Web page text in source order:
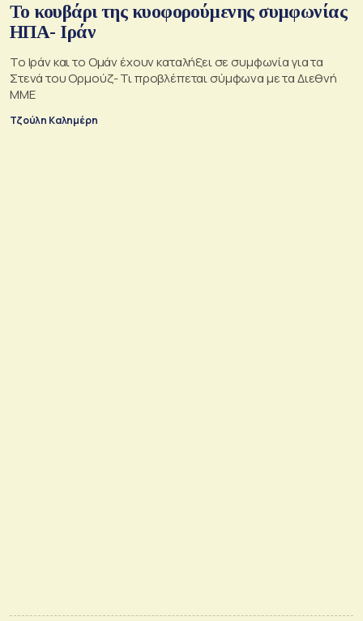
Το κουβάρι της κυοφορούμενης συμφωνίας
ΗΠΑ- Ιράν
Το Ιράν και το Ομάν έχουν καταλήξει σε συμφωνία για τα
Στενά του Ορμούζ- Τι προβλέπεται σύμφωνα με τα Διεθνή
ΜΜΕ
Τζούλη Καλημέρη